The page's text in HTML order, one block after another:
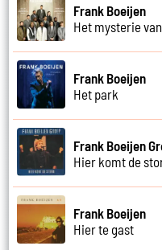
Frank Boeijen
Het mysterie
Frank Boeijen
Het park
Frank Boeijen
Hier komt de
Frank Boeijen
Hier te gast